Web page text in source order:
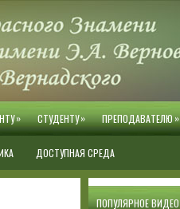
» СТУДЕНТУ» ПРЕПОДАВАТЕЛЮ»
ДОСТУПНАЯ СРЕДА
ПОПУЛЯРНОЕ ВИДЕО